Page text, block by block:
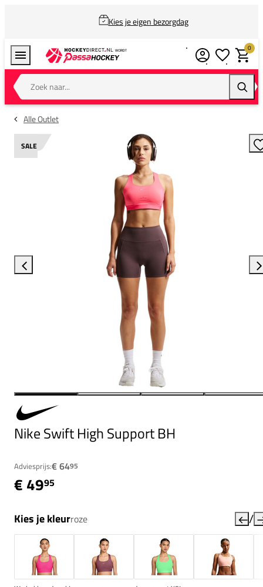
Kies je eigen bezorgdag
Zoek naar...
0
Alle Outlet
SALE
Nike Swift High Support BH
Adviesprijs:€ 6495
€ 4995
Kies je kleurroze /